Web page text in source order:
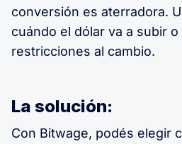
conversión es aterradora.
cuándo el dólar va a subir
restricciones al cambio.
La solución:
Con Bitwage, podés elegir